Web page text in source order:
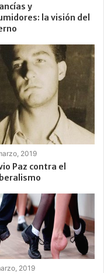
y
la visión del
2019
Paz contra el
2019